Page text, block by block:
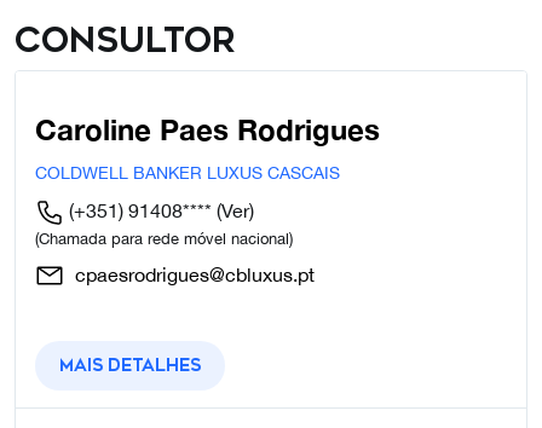
Consultor
Caroline Paes Rodrigues
COLDWELL BANKER LUXUS CASCAIS
(+351) 91408**** (Ver)
(Chamada para rede móvel nacional)
cpaesrodrigues@cbluxus.pt
Mais detalhes